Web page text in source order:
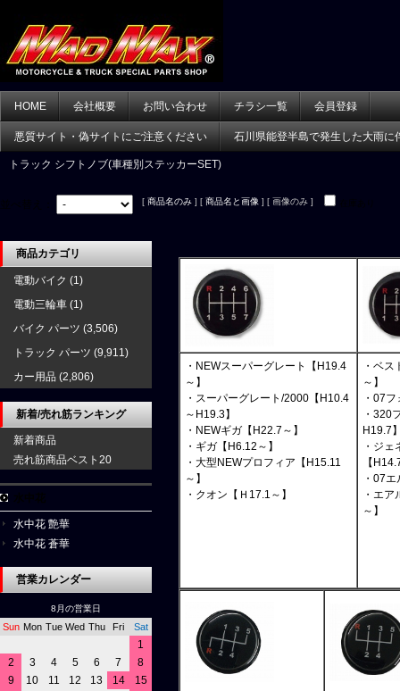
HOME 会社概要 お問い合わせ チラシ一覧 会員登録
悪質サイト・偽サイトにご注意ください 石川県能登半島で発生した大雨に
トラック シフトノブ(車種別ステッカーSET)
[ 商品名のみ ] [ 商品名と画像 ] [ 画像のみ ]
・NEWスーパーグレート【H19.4
～】
・スーパーグレート/2000【H10.4
～H19.3】
・NEWギガ【H22.7～】
・ギガ【H6.12～】
・大型NEWプロフィア【H15.11
～】
・クオン【Ｈ17.1～】
・ベ
～】
・07
・320
H19.7
・ジ
【
・07
・エ
～】
商品カテゴリ
電動バイク (1)
電動三輪車 (1)
バイク パーツ (3,506)
トラック パーツ (9,911)
カー用品 (2,806)
新着/売れ筋ランキング
新着商品
売れ筋商品ベスト20
水中花 艶華
水中花 蒼華
営業カレンダー
8月の営業日
Sun Mon Tue Wed Thu Fri Sat
1
2
3 4 5 6 7
8
9
10 11 12 13 14
15